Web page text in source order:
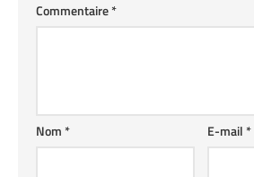
Commentaire*
E-mail*
Nom*